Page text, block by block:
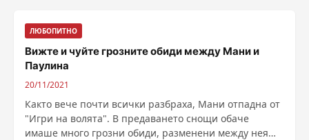
ЛЮБОПИТНО
Вижте и чуйте грозните обиди между Мани и
Паулина
20/11/2021
Както вече почти всички разбраха, Мани отпадна от
"Игри на волята". В предаването снощи обаче
имаше много грозни обиди, разменени между нея